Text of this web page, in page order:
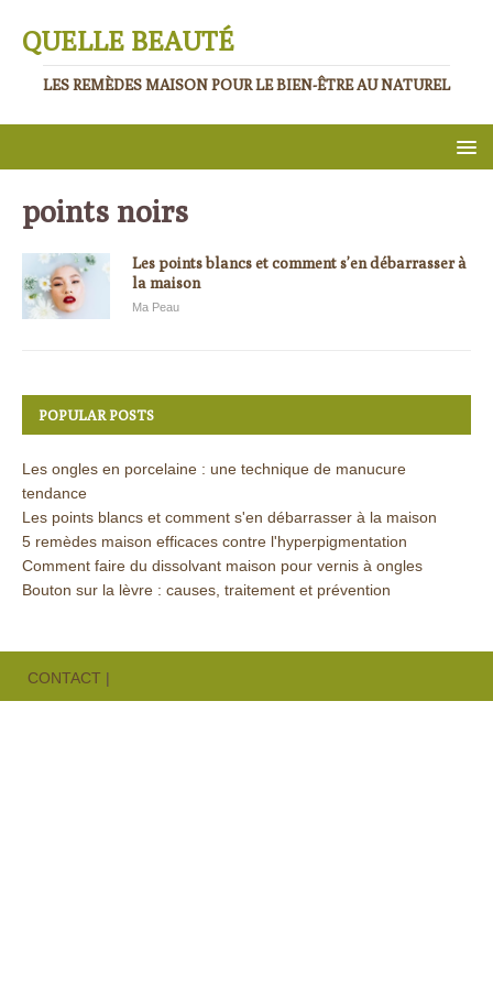
QUELLE BEAUTÉ
LES REMÈDES MAISON POUR LE BIEN-ÊTRE AU NATUREL
points noirs
Les points blancs et comment s’en débarrasser à
la maison
Ma Peau
POPULAR POSTS
Les ongles en porcelaine : une technique de manucure
tendance
Les points blancs et comment s'en débarrasser à la maison
5 remèdes maison efficaces contre l'hyperpigmentation
Comment faire du dissolvant maison pour vernis à ongles
Bouton sur la lèvre : causes, traitement et prévention
CONTACT |